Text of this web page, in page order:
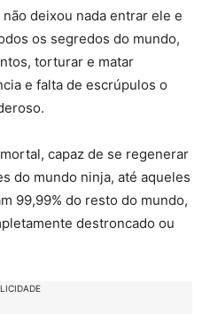
deixou nada entrar ele e
os segredos do mundo,
torturar e matar
e falta de escrúpulos o
capaz de se regenerar
do mundo ninja, até aqueles
99,99% do resto do mundo,
destroncado ou